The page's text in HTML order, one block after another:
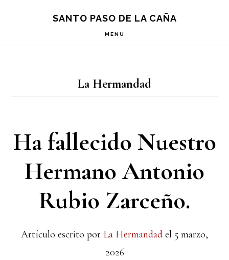
SANTO PASO DE LA CAÑA
MENU
La Hermandad
Ha fallecido Nuestro
Hermano Antonio
Rubio Zarceño.
Artículo escrito por La Hermandad el 5 marzo,
2026